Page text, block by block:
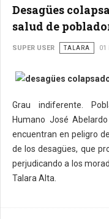
Desagües
salud de
SUPER USER TALARA 01
Grau indiferente.
Humano José
encuentran en peligro
de los desagües, que
perjudicando a los
Talara Alta.